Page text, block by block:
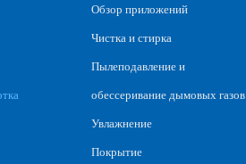
Обзор приложений
Чистка и стирка
Пылеподавление и
обессеривание дымовых газов
Увлажнение
Покрытие